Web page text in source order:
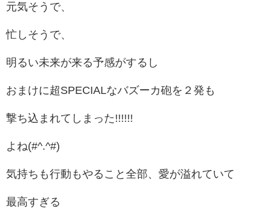
元気そうで、
忙しそうで、
明るい未来が来る予感がするし
おまけに超SPECIALなバズーカ砲を２発も
撃ち込まれてしまった!!!!!!
よね(#^.^#)
気持ちも行動もやること全部、愛が溢れていて
最高すぎる